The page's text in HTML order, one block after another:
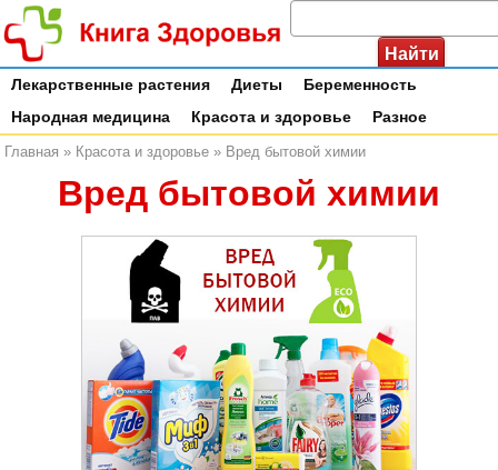
Лекарственные растения Диеты
Беременность
Народная медицина
Красота и здоровье Разное
Главная » Красота и здоровье » Вред бытовой химии
Вред бытовой химии